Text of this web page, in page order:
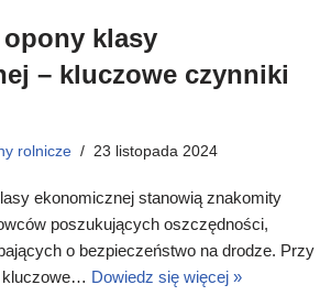
opony klasy
– kluczowe czynniki
rolnicze 23 listopada 2024
ekonomicznej stanowią znakomity
poszukujących oszczędności,
o bezpieczeństwo na drodze. Przy
kluczowe… Dowiedz się więcej »